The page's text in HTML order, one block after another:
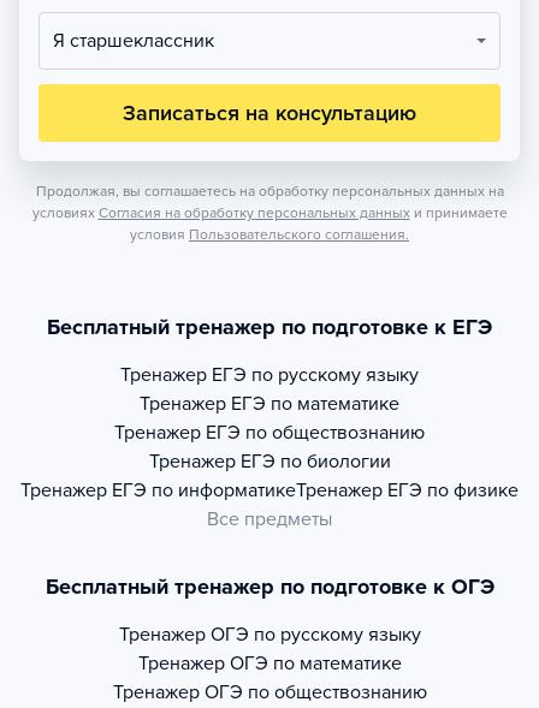
Я старшеклассник
Записаться на консультацию
Продолжая, вы соглашаетесь на обработку персональных данных на
условиях Согласия на обработку персональных данных и принимаете
условия Пользовательского соглашения.
Бесплатный тренажер по подготовке к ЕГЭ
Тренажер ЕГЭ по русскому языку
Тренажер ЕГЭ по математике
Тренажер ЕГЭ по обществознанию
Тренажер ЕГЭ по биологии
Тренажер ЕГЭ по информатикеТренажер ЕГЭ по физике
Все предметы
Бесплатный тренажер по подготовке к ОГЭ
Тренажер ОГЭ по русскому языку
Тренажер ОГЭ по математике
Тренажер ОГЭ по обществознанию